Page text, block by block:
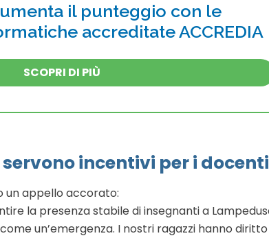
il punteggio con le
accreditate ACCREDIA
SCOPRI DI PIÙ
incentivi per i docenti
un appello accorato:
la presenza stabile di insegnanti a
un’emergenza. I nostri ragazzi hanno